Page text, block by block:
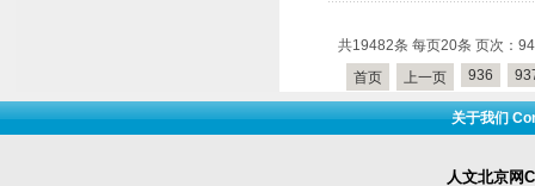
共19482条 每页20条 页次：
首页
上一页 936
人文北京网
关于我们